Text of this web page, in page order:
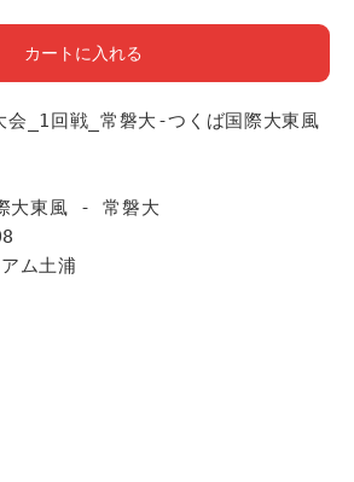
カートに入れる
会_1回戦_常磐大-つくば国際大東風
大東風 - 常磐大
ム土浦